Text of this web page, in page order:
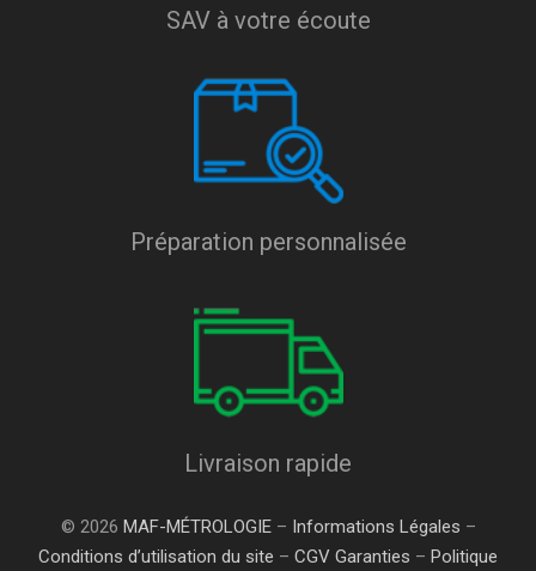
SAV à votre écoute
Préparation personnalisée
Livraison rapide
© 2026 MAF-MÉTROLOGIE– Informations Légales –
Conditions d’utilisation du site – CGV Garanties – Politique